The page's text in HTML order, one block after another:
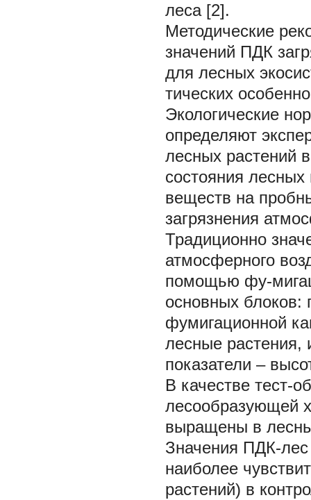
леса [2].
Методические
значений ПДК
для лесных
тических
Экологические
определяют
лесных растений
состояния
веществ на
загрязнения
Традиционно
атмосферного
помощью фу-
основных блоков:
фумигационной
лесные
показатели –
В качестве тест-
лесообразующей
выращены в
Значения ПДК-
наиболее
растений) в